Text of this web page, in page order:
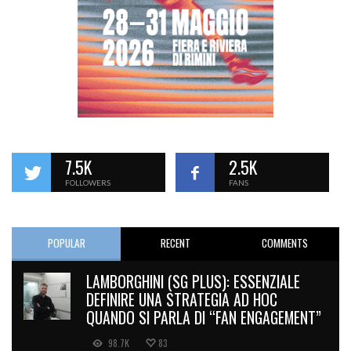
7.5K
FOLLOWERS
2.5K
FANS
POPULAR RECENT COMMENTS
LAMBORGHINI (SG PLUS): ESSENZIALE
DEFINIRE UNA STRATEGIA AD HOC
QUANDO SI PARLA DI “FAN ENGAGEMENT”
98.7K 83